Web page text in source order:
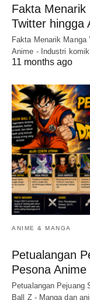
Fakta Menarik
Twitter hingga
Fakta Menarik Manga
Anime - Industri
11 months ago
ANIME & MANGA
Petualangan
Pesona
Petualangan Pejuang
Ball Z - Manga dan